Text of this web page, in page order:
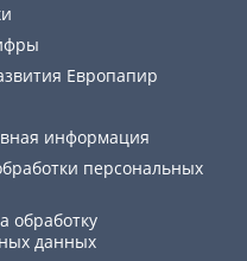
Европапир
информация
персональных
обработку
данных